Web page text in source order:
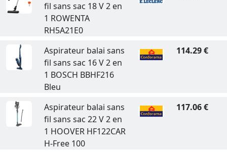
fil sans sac 18 V 2 en
1 ROWENTA
RH5A21E0
Aspirateur balai sans
fil sans sac 16 V 2 en
1 BOSCH BBHF216
Bleu
114.29 €
Aspirateur balai sans
fil sans sac 22 V 2 en
1 HOOVER HF122CAR
H-Free 100
117.06 €